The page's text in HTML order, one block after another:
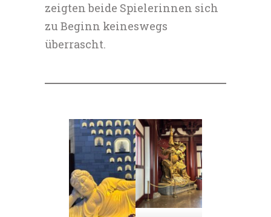
zeigten beide Spielerinnen sich
zu Beginn keineswegs
überrascht.